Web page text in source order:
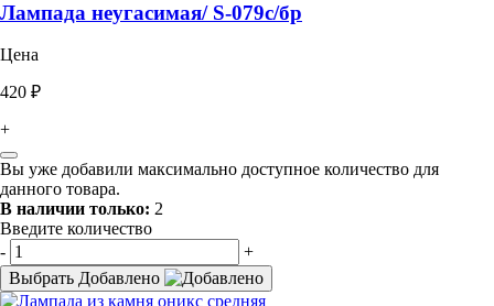
Лампада неугасимая/ S-079с/бр
Цена
420 ₽
+
Вы уже добавили максимально доступное количество для
данного товара.
В наличии только: 2
Введите количество
-
+
Выбрать Добавлено